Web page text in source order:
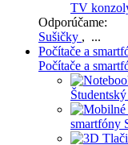
TV
Odporúčame:
Sušičky , ...
Počítače a
Počítače a
smartfóny